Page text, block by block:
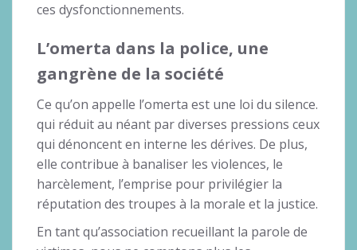
ces dysfonctionnements.
L’omerta dans la police, une
gangrène de la société
Ce qu’on appelle l’omerta est une loi du silence.
qui réduit au néant par diverses pressions ceux
qui dénoncent en interne les dérives. De plus,
elle contribue à banaliser les violences, le
harcèlement, l’emprise pour privilégier la
réputation des troupes à la morale et la justice.
En tant qu’association recueillant la parole de